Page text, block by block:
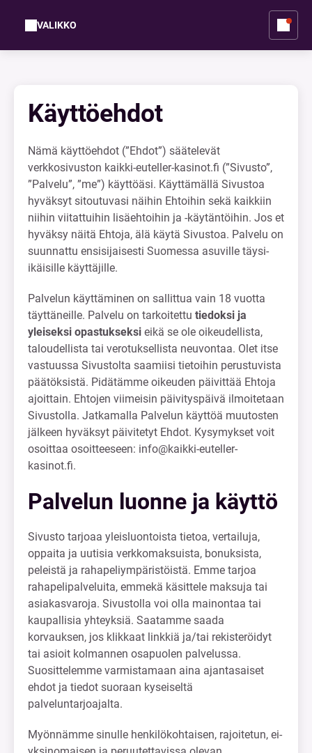
VALIKKO
Käyttöehdot
Nämä käyttöehdot (”Ehdot”) säätelevät
verkkosivuston kaikki-euteller-kasinot.fi (”Sivusto”,
”Palvelu”, ”me”) käyttöäsi. Käyttämällä Sivustoa
hyväksyt sitoutuvasi näihin Ehtoihin sekä kaikkiin
niihin viitattuihin lisäehtoihin ja -käytäntöihin. Jos et
hyväksy näitä Ehtoja, älä käytä Sivustoa. Palvelu on
suunnattu ensisijaisesti Suomessa asuville täysi-
ikäisille käyttäjille.
Palvelun käyttäminen on sallittua vain 18 vuotta
täyttäneille. Palvelu on tarkoitettu tiedoksi ja
yleiseksi opastukseksi eikä se ole oikeudellista,
taloudellista tai verotuksellista neuvontaa. Olet itse
vastuussa Sivustolta saamiisi tietoihin perustuvista
päätöksistä. Pidätämme oikeuden päivittää Ehtoja
ajoittain. Ehtojen viimeisin päivityspäivä ilmoitetaan
Sivustolla. Jatkamalla Palvelun käyttöä muutosten
jälkeen hyväksyt päivitetyt Ehdot. Kysymykset voit
osoittaa osoitteeseen: info@kaikki-euteller-
kasinot.fi.
Palvelun luonne ja käyttö
Sivusto tarjoaa yleisluontoista tietoa, vertailuja,
oppaita ja uutisia verkkomaksuista, bonuksista,
peleistä ja rahapeliympäristöistä. Emme tarjoa
rahapelipalveluita, emmekä käsittele maksuja tai
asiakasvaroja. Sivustolla voi olla mainontaa tai
kaupallisia yhteyksiä. Saatamme saada
korvauksen, jos klikkaat linkkiä ja/tai rekisteröidyt
tai asioit kolmannen osapuolen palvelussa.
Suosittelemme varmistamaan aina ajantasaiset
ehdot ja tiedot suoraan kyseiseltä
palveluntarjoajalta.
Myönnämme sinulle henkilökohtaisen, rajoitetun, ei-